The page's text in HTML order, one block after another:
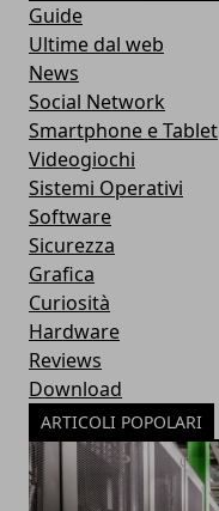
Guide
Ultime dal web
News
Social Network
Smartphone e Tablet
Videogiochi
Sistemi Operativi
Software
Sicurezza
Grafica
Curiosità
Hardware
Reviews
Download
ARTICOLI POPOLARI